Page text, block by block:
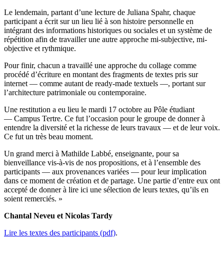
Le lendemain, partant d’une lecture de Juliana Spahr, chaque
participant a écrit sur un lieu lié à son histoire personnelle en
intégrant des informations historiques ou sociales et un système de
répétition afin de travailler une autre approche mi-subjective, mi-
objective et rythmique.
Pour finir, chacun a travaillé une approche du collage comme
procédé d’écriture en montant des fragments de textes pris sur
internet — comme autant de ready-made textuels —, portant sur
l’architecture patrimoniale ou contemporaine.
Une restitution a eu lieu le mardi 17 octobre au Pôle étudiant
— Campus Tertre. Ce fut l’occasion pour le groupe de donner à
entendre la diversité et la richesse de leurs travaux — et de leur voix.
Ce fut un très beau moment.
Un grand merci à Mathilde Labbé, enseignante, pour sa
bienveillance vis-à-vis de nos propositions, et à l’ensemble des
participants — aux provenances variées — pour leur implication
dans ce moment de création et de partage. Une partie d’entre eux ont
accepté de donner à lire ici une sélection de leurs textes, qu’ils en
soient remerciés. »
Chantal Neveu et Nicolas Tardy
Lire les textes des participants (pdf).